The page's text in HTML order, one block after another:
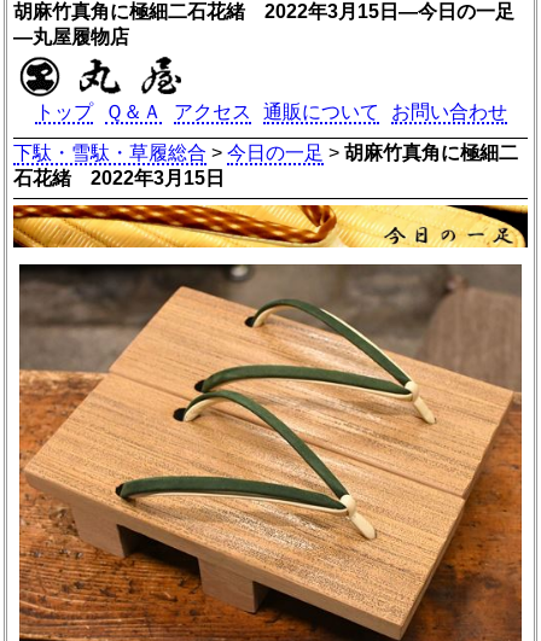
胡麻竹真角に極細二石花緒 2022年3月15日―今日の一足
―丸屋履物店
トップ Ｑ＆Ａ アクセス 通販について
お問い合わせ
下駄・雪駄・草履総合 >今日の一足 >胡麻竹真角に極細二
石花緒 2022年3月15日